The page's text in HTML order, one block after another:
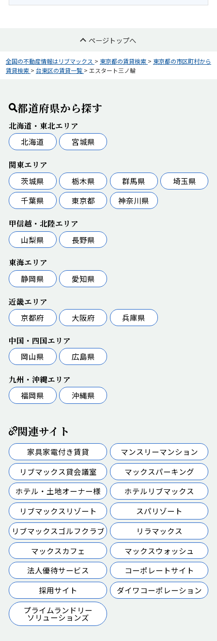
ページトップへ
全国の不動産情報はリブマックス > 東京都の賃貸検索 > 東京都の市区町村から
賃貸検索 > 台東区の賃貸一覧 > エスタート三ノ輪
都道府県から探す
北海道・東北エリア
北海道
宮城県
関東エリア
茨城県
栃木県 群馬県
埼玉県
千葉県
東京都 神奈川県
甲信越・北陸エリア
山梨県
長野県
東海エリア
静岡県
愛知県
近畿エリア
京都府
大阪府 兵庫県
中国・四国エリア
岡山県
広島県
九州・沖縄エリア
福岡県
沖縄県
関連サイト
家具家電付き賃貸
マンスリーマンション
リブマックス貸会議室
マックスパーキング
ホテル・土地オーナー様
ホテルリブマックス
リブマックスリゾート
スパリゾート
リブマックスゴルフクラブ
リラマックス
マックスカフェ
マックスウォッシュ
法人優待サービス
コーポレートサイト
採用サイト
ダイワコーポレーション
プライムランドリー
ソリューションズ